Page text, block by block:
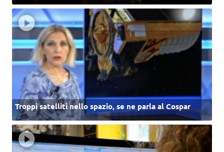
Troppi satelliti nello spazio, se ne parla al Cospar